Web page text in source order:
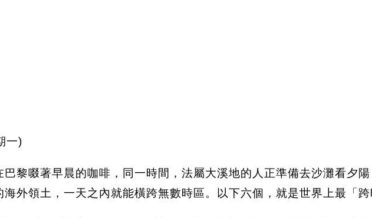
一)
黎啜著早晨的咖啡，同一時間，法屬大溪地的人正準備去沙灘看夕
外領土，一天之內就能橫跨無數時區。以下六個，就是世界上最「跨